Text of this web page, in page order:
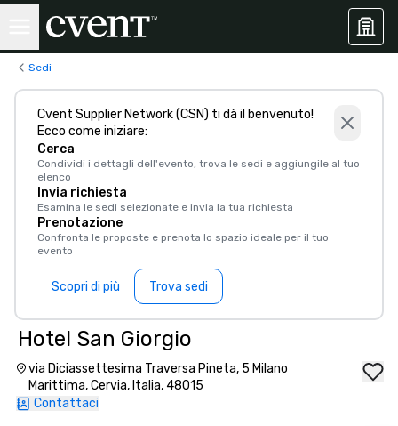
Sedi
Cvent Supplier Network (CSN) ti dà il benvenuto!
Ecco come iniziare:
Cerca
Condividi i dettagli dell'evento, trova le sedi e aggiungile al tuo
elenco
Invia richiesta
Esamina le sedi selezionate e invia la tua richiesta
Prenotazione
Confronta le proposte e prenota lo spazio ideale per il tuo
evento
Scopri di più Trova sedi
Hotel San Giorgio
via Diciassettesima Traversa Pineta, 5 Milano
Marittima, Cervia, Italia, 48015
Contattaci